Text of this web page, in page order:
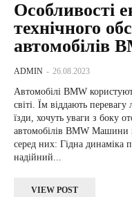
Особливості
технічного
автомобілів
ADMIN - 26.08.2023
Автомобілі BMW
світі. Їм віддають
їзди, хочуть уваги з боку оточення.
автомобілів BMW Машини марки BMW мають безліч переваг,
серед них: Гідна динаміка прискорення. Високоефективний,
надійний...
VIEW POST